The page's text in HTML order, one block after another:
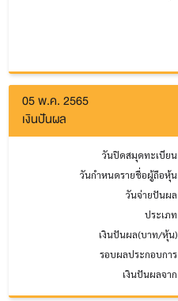
05 พ.ค. 2565
เงินปันผล
วันปิดสมุดทะเบียน
วันกำหนดรายชื่อผู้ถือหุ้น
วันจ่ายปันผล
ประเภท
เงินปันผล(บาท/หุ้น)
รอบผลประกอบการ
เงินปันผลจาก